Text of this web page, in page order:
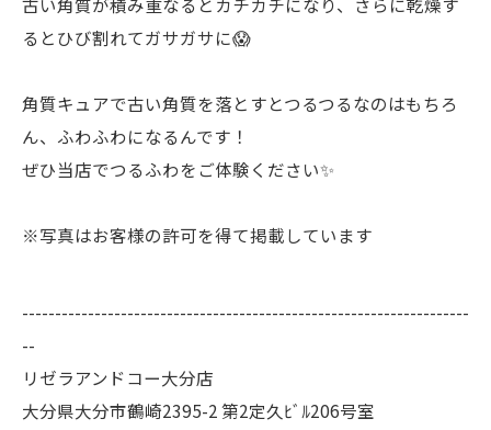
るとひび割れてガサガサに😱
角質キュアで古い角質を落とすとつるつるなのはもちろ
ん、ふわふわになるんです！
ぜひ当店でつるふわをご体験ください✨
※写真はお客様の許可を得て掲載しています
--------------------------------------------------------------------
--
リゼラアンドコー大分店
大分県大分市鶴崎2395-2 第2定久ﾋﾞﾙ206号室